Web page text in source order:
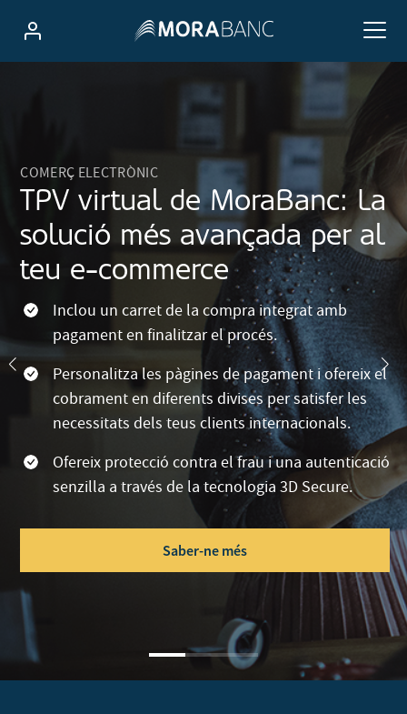
COMERÇ ELECTRÒNIC
TPV virtual de MoraBanc: La
solució més avançada per al
teu e-commerce
Inclou un carret de la compra integrat amb
pagament en finalitzar el procés.
Personalitza les pàgines de pagament i ofereix el
cobrament en diferents divises per satisfer les
necessitats dels teus clients internacionals.
Ofereix protecció contra el frau i una autenticació
senzilla a través de la tecnologia 3D Secure.
Saber-ne més